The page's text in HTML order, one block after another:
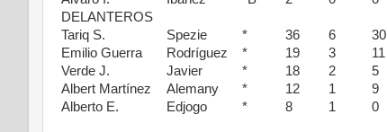
DELANTEROS
Tariq S.
Spezie * 36 6 30
Emilio Guerra
Rodríguez * 19 3 11
Verde J.
Javier * 18 2 5
Albert Martínez
Alemany * 12 1 9
Alberto E.
Edjogo * 8 1 0